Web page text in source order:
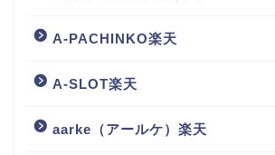
A-PACHINKO楽天
A-SLOT楽天
aarke（アールケ）楽天